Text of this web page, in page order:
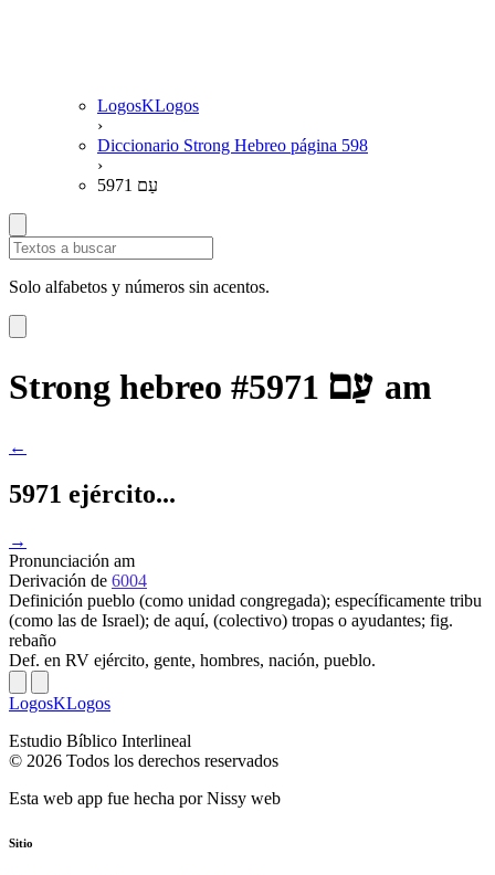
LogosKLogos
›
Diccionario Strong Hebreo página 598
›
5971 עַם
Solo alfabetos y números sin acentos.
Strong hebreo #5971 עַם am
←
5971 ejército...
→
Pronunciación am
Derivación de 6004
Definición pueblo (como unidad congregada); específicamente tribu
(como las de Israel); de aquí, (colectivo) tropas o ayudantes; fig.
rebaño
Def. en RV ejército, gente, hombres, nación, pueblo.
LogosKLogos
Estudio Bíblico Interlineal
© 2026 Todos los derechos reservados
Esta web app fue hecha porNissy web
Sitio